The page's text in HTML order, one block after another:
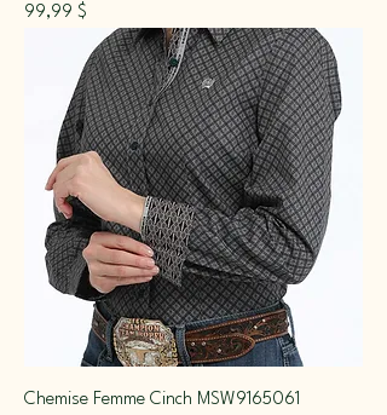
Prix
99,99 $
Chemise Femme Cinch MSW9165061